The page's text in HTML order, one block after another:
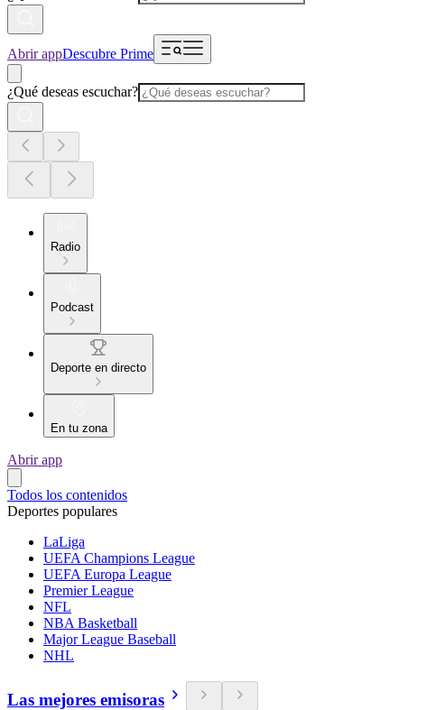
Abrir appDescubre Prime
¿Qué deseas escuchar?
Radio
Podcast
Deporte en directo
En tu zona
Abrir app
Todos los contenidos
Deportes populares
LaLiga
UEFA Champions League
UEFA Europa League
Premier League
NFL
NBA Basketball
Major League Baseball
NHL
Las mejores emisoras